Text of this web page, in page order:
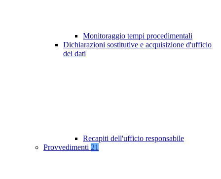
Monitoraggio tempi procedimentali
Dichiarazioni sostitutive e acquisizione d'ufficio
dei dati
Recapiti dell'ufficio responsabile
Provvedimenti 21